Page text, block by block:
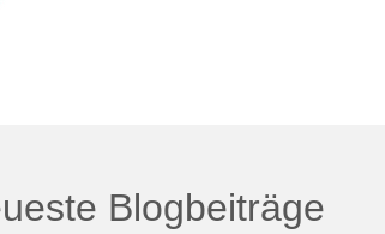
Blogbeiträge